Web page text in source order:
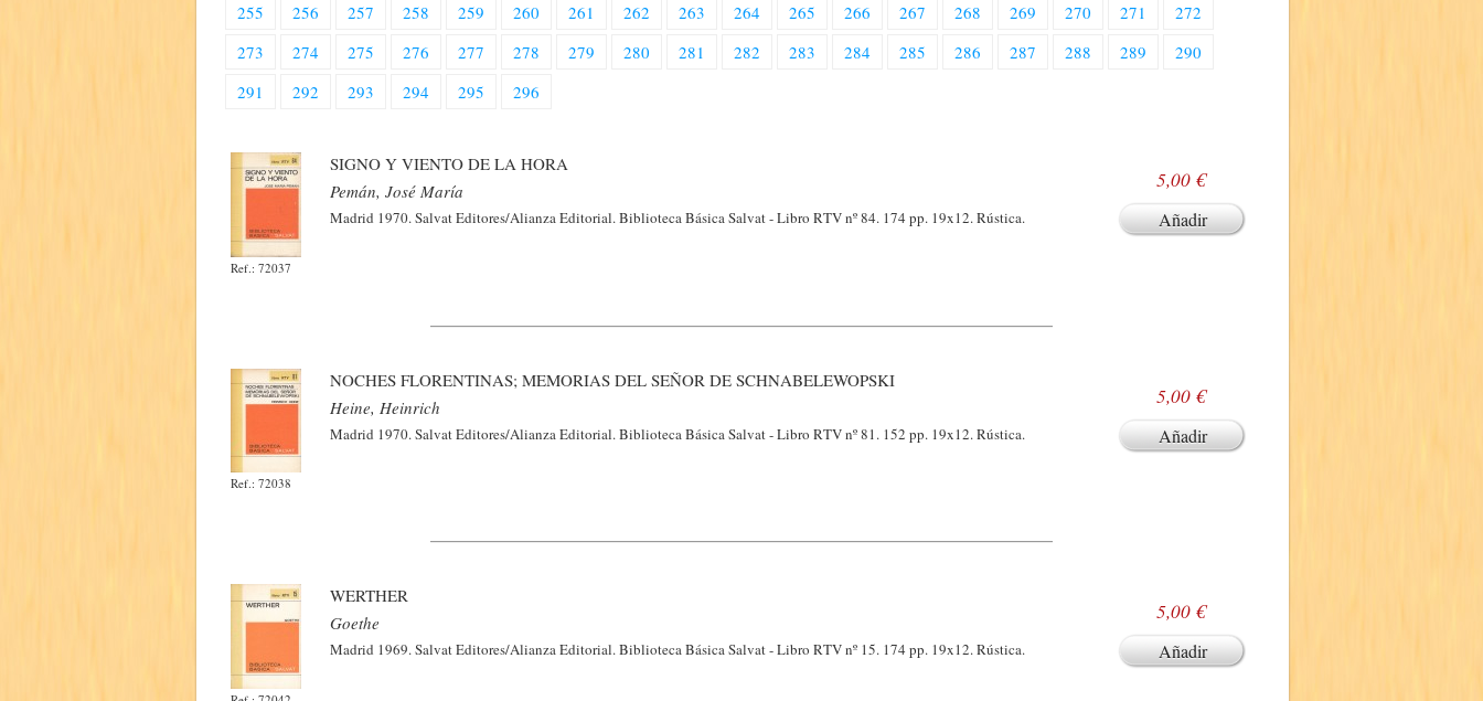
255
256 257 258 259 260 261 262 263 264 265 266 267 268 269 270 271
272
273
274 275 276 277 278 279 280 281 282 283 284 285 286 287 288 289
290
291
292 293 294 295 296
Ref.: 72037
SIGNO Y VIENTO DE LA HORA
Pemán, José María
Madrid 1970. Salvat Editores/Alianza Editorial. Biblioteca Básica Salvat - Libro RTV nº 84. 174 pp. 19x12. Rústica.
5,00 €
Añadir
Ref.: 72038
NOCHES FLORENTINAS; MEMORIAS DEL SEÑOR DE SCHNABELEWOPSKI
Heine, Heinrich
Madrid 1970. Salvat Editores/Alianza Editorial. Biblioteca Básica Salvat - Libro RTV nº 81. 152 pp. 19x12. Rústica.
5,00 €
Añadir
WERTHER
Goethe
Madrid 1969. Salvat Editores/Alianza Editorial. Biblioteca Básica Salvat - Libro RTV nº 15. 174 pp. 19x12. Rústica.
5,00 €
Añadir